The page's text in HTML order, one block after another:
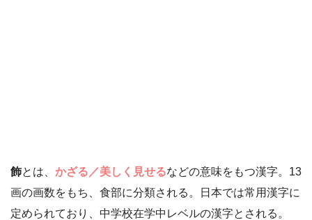
飾とは、 かざる／美しく見せるなどの意味をもつ漢字。13
画の画数をもち、食部に分類される。日本では常用漢字に
定められており、中学校在学中レベルの漢字とされる。